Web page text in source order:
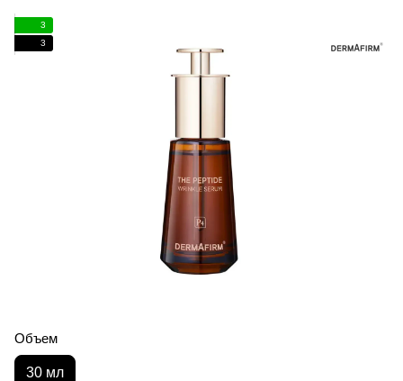
3
3
Объем
30 мл